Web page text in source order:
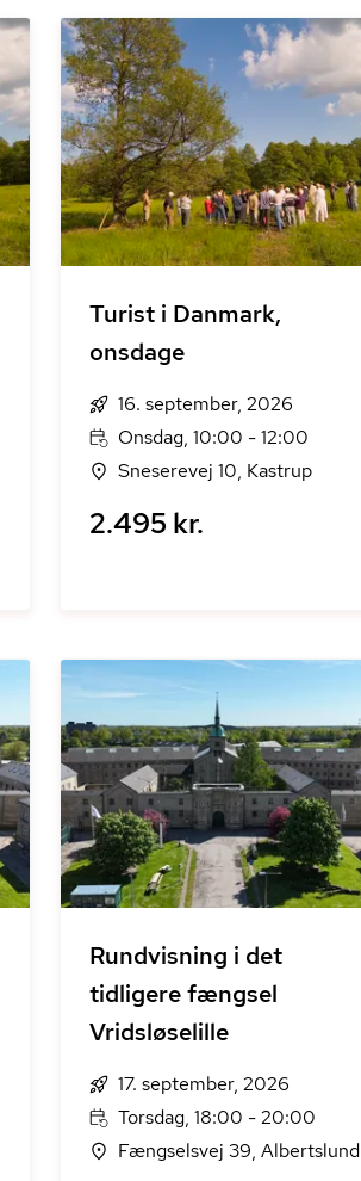
Turist i Danmark,
onsdage
16. september, 2026
Onsdag, 10:00 - 12:00
Sneserevej 10, Kastrup
2.495 kr.
Rundvisning i det
tidligere fængsel
Vridsløselille
17. september, 2026
Torsdag, 18:00 - 20:00
Fængselsvej 39, Albertslund